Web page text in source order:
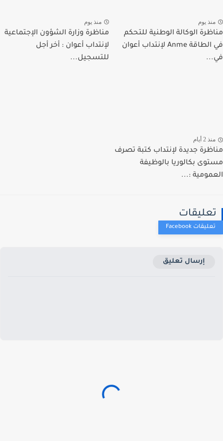
يوم
الوكالة الوطنية للتحكم
في الطاقة Anme لإنتداب أعوان
منذ يوم
مناظرة وزارة الشؤون الإجتماعية
لإنتداب أعوان : أخر أجل
للتسجيل...
2 أيام
جديدة لإنتداب كتبة تصرف
بكالوريا بالوظيفة
:...
إرسال تعليق